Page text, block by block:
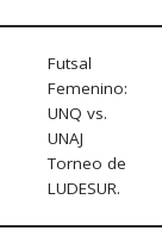
Futsal
Femenino:
UNQ vs.
UNAJ
Torneo de
LUDESUR.